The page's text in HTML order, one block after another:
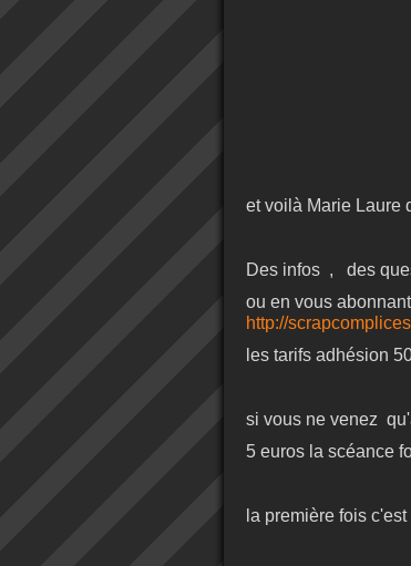
et voilà Marie Laure
Des infos , des
ou en vous
http://
les tarifs adhésion
si vous ne venez
5 euros la scéance
la première fois